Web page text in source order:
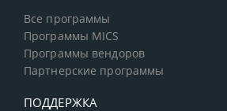
Все программы
Программы MICS
Программы вендоров
Партнерские программы
ПОДДЕРЖКА